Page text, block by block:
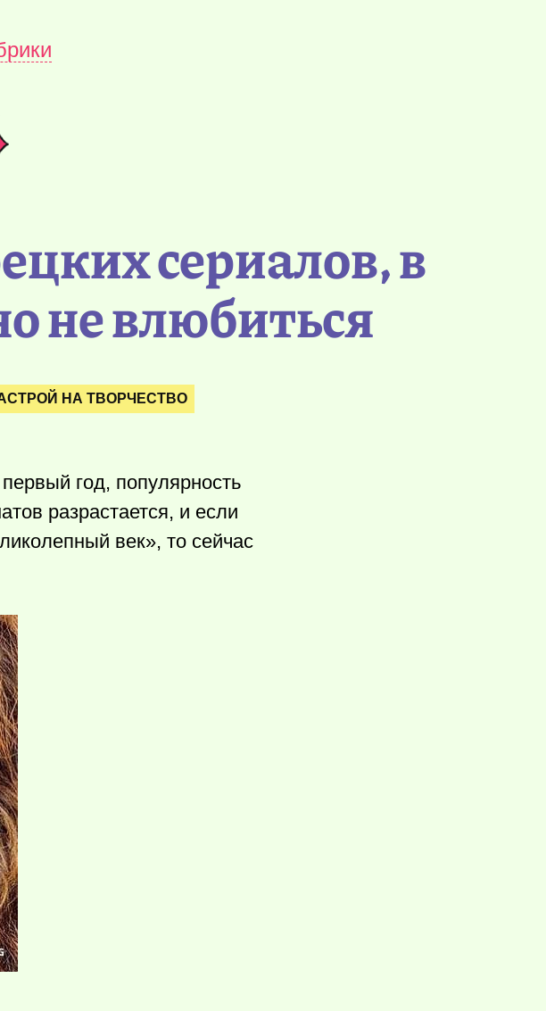
сериалов, в
не влюбиться
НА ТВОРЧЕСТВО
год, популярность
разрастается, и если
век», то сейчас